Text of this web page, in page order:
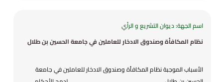
اسم الجهة: ديوان التشريع و الرأي
نظام المكافأة وصندوق الادخار للعاملين في جامعة الحسين بن طلال
الأسباب الموجبة نظام المكافأة وصندوق الادخار للعاملين في جامعة